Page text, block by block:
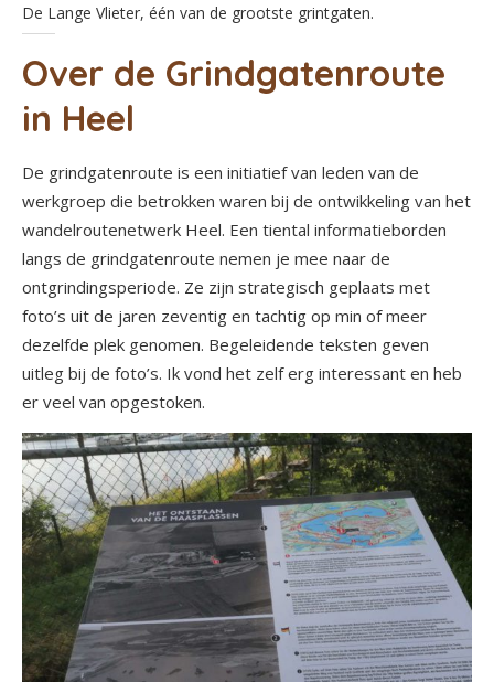
De Lange Vlieter, één van de grootste grintgaten.
Over de Grindgatenroute
in Heel
De grindgatenroute is een initiatief van leden van de
werkgroep die betrokken waren bij de ontwikkeling van het
wandelroutenetwerk Heel. Een tiental informatieborden
langs de grindgatenroute nemen je mee naar de
ontgrindingsperiode. Ze zijn strategisch geplaats met
foto’s uit de jaren zeventig en tachtig op min of meer
dezelfde plek genomen. Begeleidende teksten geven
uitleg bij de foto’s. Ik vond het zelf erg interessant en heb
er veel van opgestoken.